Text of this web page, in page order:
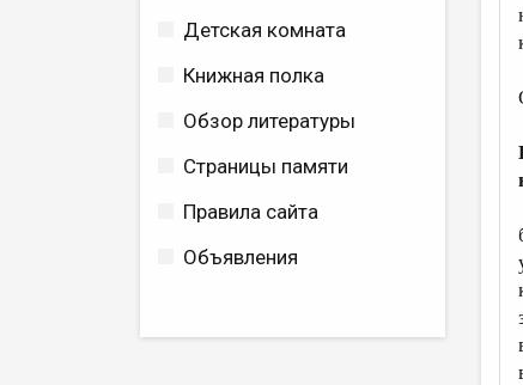
Детская комната
Книжная полка
Обзор литературы
Страницы памяти
Правила сайта
Объявления